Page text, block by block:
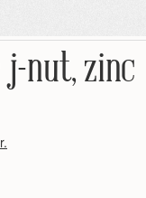
j-nut, zinc